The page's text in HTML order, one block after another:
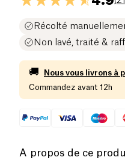
Récolté
Non lavé, traité &
🚚 Nous vous livrons à
Commandez avant 12h
A propos de ce